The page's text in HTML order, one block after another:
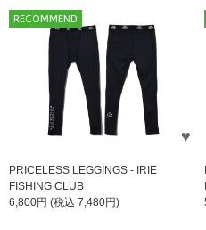
RECOMMEND
PRICELESS LEGGINGS - IRIE
FISHING CLUB
6,800円 (税込 7,480円)